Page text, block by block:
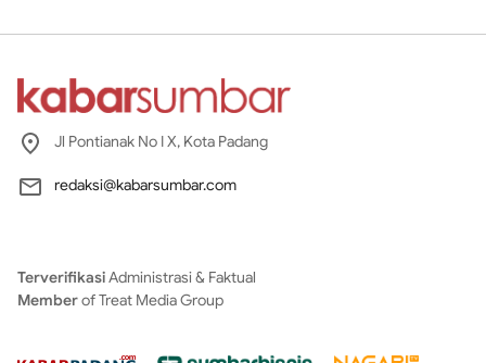
Jl Pontianak No I X, Kota Padang
redaksi@kabarsumbar.com
TerverifikasiAdministrasi & Faktual
Memberof Treat Media Group